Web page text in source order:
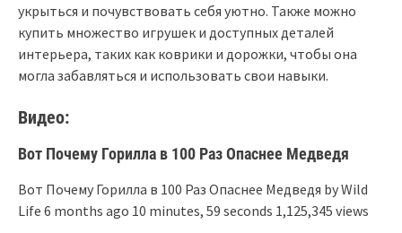
укрыться и почувствовать себя уютно. Также можно
купить множество игрушек и доступных деталей
интерьера, таких как коврики и дорожки, чтобы она
могла забавляться и использовать свои навыки.
Видео:
Вот Почему Горилла в 100 Раз Опаснее Медведя
Вот Почему Горилла в 100 Раз Опаснее Медведя by Wild
Life 6 months ago 10 minutes, 59 seconds 1,125,345 views